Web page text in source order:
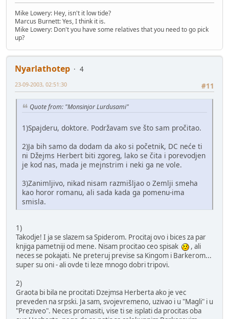
Mike Lowery: Hey, isn't it low tide?
Marcus Burnett: Yes, I think it is.
Mike Lowery: Don't you have some relatives that you need to go pick
up?
Nyarlathotep
4
#11
23-09-2003, 02:51:30
Quote from: "Monsinjor Lurdusami"
1)Spajderu, doktore. Podržavam sve što sam pročitao.
2)Ja bih samo da dodam da ako si početnik, DC neće ti
ni Džejms Herbert biti zgoreg, lako se čita i porevodjen
je kod nas, mada je mejnstrim i neki ga ne vole.
3)Zanimljivo, nikad nisam razmišljao o Zemlji smeha
kao horor romanu, ali sada kada ga pomenu-ima
smisla.
1)
Takodje! I ja se slazem sa Spiderom. Procitaj ovo i bices za par
knjiga pametniji od mene. Nisam procitao ceo spisak
, ali
neces se pokajati. Ne preteruj previse sa Kingom i Barkerom...
super su oni - ali ovde ti leze mnogo dobri tripovi.
2)
Graota bi bila ne procitati Dzejmsa Herberta ako je vec
preveden na srpski. Ja sam, svojevremeno, uzivao i u "Magli" i u
"Preziveo". Neces promasiti, vise ti se isplati da procitas oba